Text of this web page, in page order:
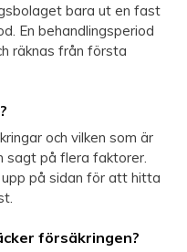
bara ut en fast
En behandlingsperiod
räknas från första
och vilken som är
sagt på flera faktorer.
på sidan för att hitta
försäkringen?